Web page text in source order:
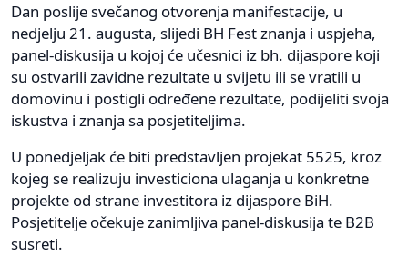
Dan poslije svečanog otvorenja manifestacije, u
nedjelju 21. augusta, slijedi BH Fest znanja i uspjeha,
panel-diskusija u kojoj će učesnici iz bh. dijaspore koji
su ostvarili zavidne rezultate u svijetu ili se vratili u
domovinu i postigli određene rezultate, podijeliti svoja
iskustva i znanja sa posjetiteljima.
U ponedjeljak će biti predstavljen projekat 5525, kroz
kojeg se realizuju investiciona ulaganja u konkretne
projekte od strane investitora iz dijaspore BiH.
Posjetitelje očekuje zanimljiva panel-diskusija te B2B
susreti.